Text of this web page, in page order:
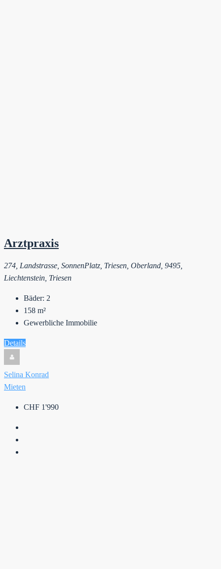
Arztpraxis
274, Landstrasse, SonnenPlatz, Triesen, Oberland, 9495,
Liechtenstein, Triesen
Bäder: 2
158 m²
Gewerbliche Immobilie
Details
Selina Konrad
Mieten
CHF 1'990